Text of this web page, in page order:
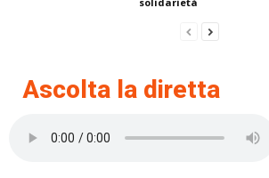
Ascolta la diretta